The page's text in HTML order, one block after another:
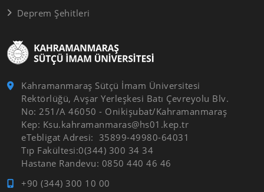
Kahramanmaraş Sütçü İmam Üniversitesi
Rektörlüğü, Avşar Yerleşkesi Batı Çevreyolu Blv.
No: 251/A 46050 - Onikişubat/Kahramanmaraş
Kep: Ksu.kahramanmaras@hs01.kep.tr
eTebligat Adresi: 35899-49980-64031
Tıp Fakültesi:0(344) 300 34 34
Hastane Randevu: 0850 440 46 46
+90 (344) 300 10 00
Deprem Şehitleri